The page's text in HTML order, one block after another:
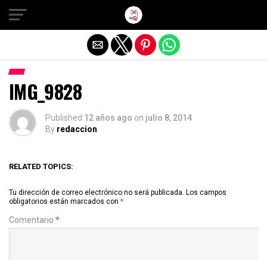
IMG_9828
Published 12 años ago on julio 8, 2014
By redaccion
RELATED TOPICS:
Tu dirección de correo electrónico no será publicada. Los campos
obligatorios están marcados con *
Comentario *
Salir de la versión móvil